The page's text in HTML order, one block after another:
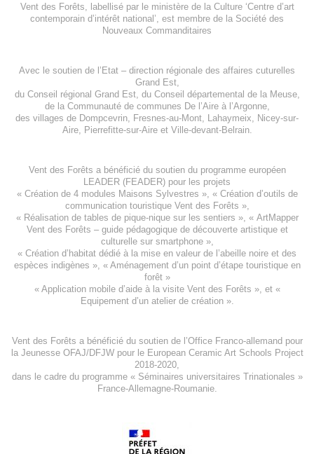
Vent des Forêts, labellisé par le ministère de la Culture ‘Centre d’art
contemporain d’intérêt national’, est membre de la Société des
Nouveaux Commanditaires
Avec le soutien de l’Etat – direction régionale des affaires cuturelles
Grand Est,
du Conseil régional Grand Est, du Conseil départemental de la Meuse,
de la Communauté de communes De l’Aire à l’Argonne,
des villages de Dompcevrin Fresnes-au-Mont Lahaymeix
Nicey-sur-
Aire, Pierrefitte-sur-Aireet Ville-devant-Belrain.
Vent des Forêts a bénéficié du soutien du programme européen
LEADER (FEADER) pour les projets
« Création de 4 modules Maisons Sylvestres », « Création d’outils de
communication touristique Vent des Forêts »,
« Réalisation de tables de pique-nique sur les sentiers », « ArtMapper
Vent des Forêts – guide pédagogique de découverte artistique et
culturelle sur smartphone »,
« Création d’habitat dédié à la mise en valeur de l’abeille noire et des
espèces indigènes », « Aménagement d’un point d’étape touristique en
forêt»
« Application mobile d’aide à la visite Vent des Forêts », et «
Equipement d’un atelier de création».
Vent des Forêts a bénéficié du soutien de l’Office Franco-allemand pour
la Jeunesse OFAJ/DFJWpour leEuropean Ceramic Art Schools Project
2018-2020
dans le cadre du programme « Séminaires universitaires Trinationales »
France-Allemagne-Roumanie.